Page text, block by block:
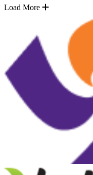
Load More